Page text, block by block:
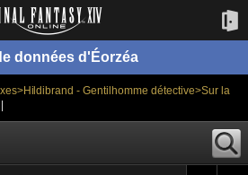
données d'Éorzéa
- Gentilhomme détective>Sur la